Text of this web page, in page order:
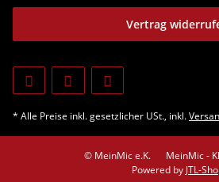
Vertrag
* Alle Preise inkl. gesetzlicher USt., inkl.
© MeinMic e.K.
MeinMic -
Powered by JTL-